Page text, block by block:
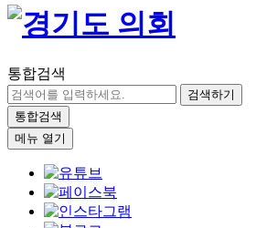
통합검색
검색하기
통합검색
메뉴 열기